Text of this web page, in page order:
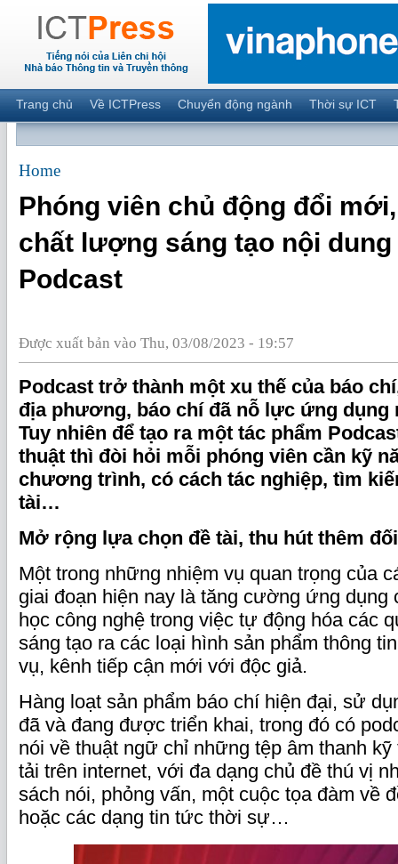
Trang chủ Về ICTPress Chuyển động ngành Thời sự ICT
Home
Phóng viên chủ động đổi
chất lượng sáng tạo nội
Podcast
Được xuất bản vào Thu, 03/08/2023 - 19:57
Podcast trở thành một xu thế của báo
địa phương, báo chí đã nỗ lực ứng dụng
Tuy nhiên để tạo ra một tác phẩm
thuật thì đòi hỏi mỗi phóng viên cần kỹ
chương trình, có cách tác nghiệp, tìm
tài…
Mở rộng lựa chọn đề tài, thu hút thêm
Một trong những nhiệm vụ quan trọng của
giai đoạn hiện nay là tăng cường ứng dụng
học công nghệ trong việc tự động hóa các
sáng tạo ra các loại hình sản phẩm thông
vụ, kênh tiếp cận mới với độc giả.
Hàng loạt sản phẩm báo chí hiện đại, sử
đã và đang được triển khai, trong đó có
nói về thuật ngữ chỉ những tệp âm thanh
tải trên internet, với đa dạng chủ đề thú vị
sách nói, phỏng vấn, một cuộc tọa đàm về
hoặc các dạng tin tức thời sự…